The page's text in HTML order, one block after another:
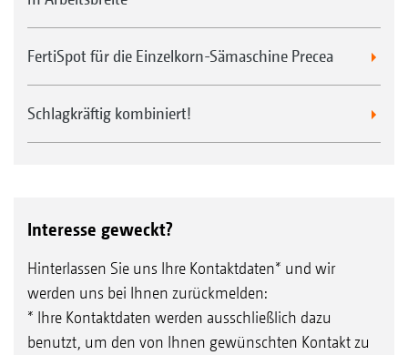
FertiSpot für die Einzelkorn-Sämaschine Precea
Schlagkräftig kombiniert!
Interesse geweckt?
Hinterlassen Sie uns Ihre Kontaktdaten* und wir
werden uns bei Ihnen zurückmelden:
* Ihre Kontaktdaten werden ausschließlich dazu
benutzt, um den von Ihnen gewünschten Kontakt zu